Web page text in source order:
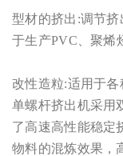
型材的挤出:调节
于生产PVC、聚烯
改性造粒:适用于
单螺杆挤出机采用
了高速高性能稳定
物料的混炼效果，